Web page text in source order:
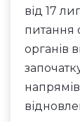
від 17
питання
органів